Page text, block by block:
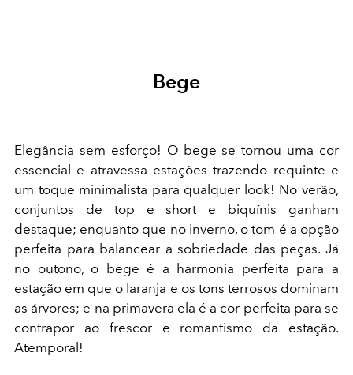
Bege
Elegância sem esforço! O bege se tornou uma cor
essencial e atravessa estações trazendo requinte e
um toque minimalista para qualquer look! No verão,
conjuntos de top e short e biquínis ganham
destaque; enquanto que no inverno, o tom é a opção
perfeita para balancear a sobriedade das peças. Já
no outono, o bege é a harmonia perfeita para a
estação em que o laranja e os tons terrosos dominam
as árvores; e na primavera ela é a cor perfeita para se
contrapor ao frescor e romantismo da estação.
Atemporal!